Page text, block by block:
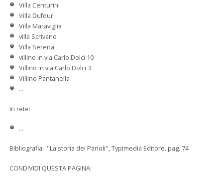
Villa Centurini
Villa Dufour
Villa Maraviglia
villa Scrivano
Villa Serena
villino in via Carlo Dolci 10
Villino in via Carlo Dolci 3
Villino Pantanella
...
In rete:
...
Bibliografia: "La storia dei Parioli", Typimedia Editore. pag. 74
CONDIVIDI QUESTA PAGINA: